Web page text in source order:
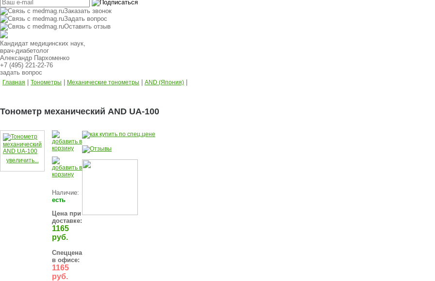
Заказать звонок
Задать вопрос
Оставить отзыв
Кандидат медицинских наук,
врач-диабетолог
Александр Пархоменко
+7 (495) 221-22-76
задать вопрос
Главная Тонометры Механические тонометры AND (Япония)
Тонометр механический AND UA-100
увеличить...
Наличие:
есть
Цена при
доставке:
1165
руб.
Спеццена
в офисе:
1165
руб.